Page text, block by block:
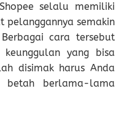
selalu memiliki
pelanggannya semakin
cara tersebut
yang bisa
disimak harus Anda
berlama-lama